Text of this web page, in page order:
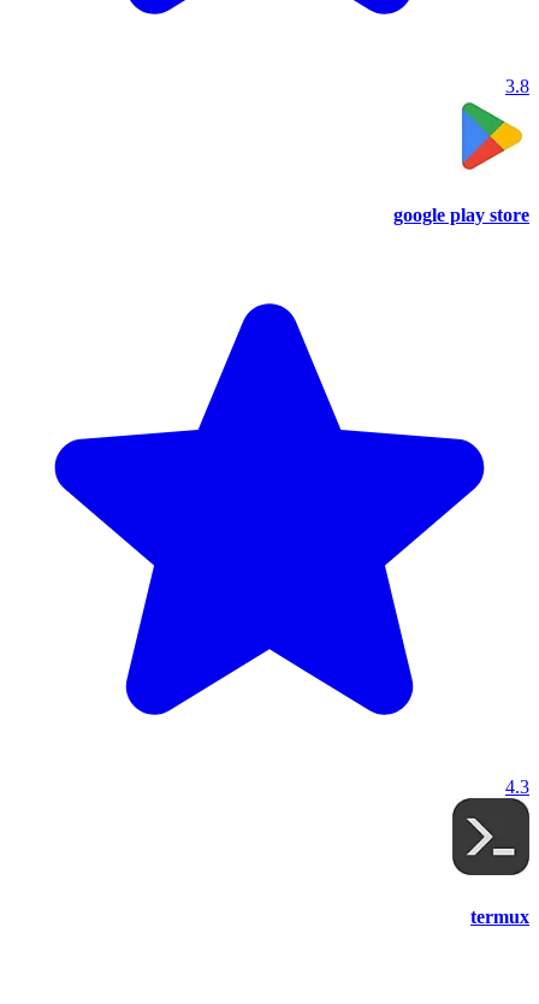
3.8
google play store
4.3
termux